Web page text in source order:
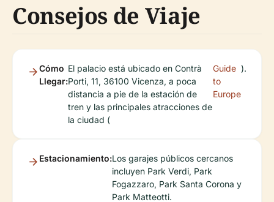
Consejos de Viaje
Cómo
Llegar:
El palacio está ubicado en Contrà
Porti, 11, 36100 Vicenza, a poca
distancia a pie de la estación de
tren y las principales atracciones de
la ciudad (
Guide
to
Europe
).
Estacionamiento:Los garajes públicos cercanos
incluyen Park Verdi, Park
Fogazzaro, Park Santa Corona y
Park Matteotti.